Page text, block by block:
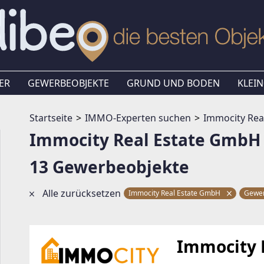
GEWERBEOBJEKTE GRUND UND BODEN
Startseite IMMO-Experten suchen Immocity
Immocity Real Estate
13 Gewerbeobjekte
Alle zurücksetzen Immocity Real Estate GmbH
Immocity